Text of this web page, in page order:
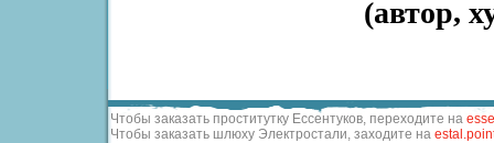
(автор,
Чтобы заказать проститутку Ессентуков, переходите на
Чтобы заказать шлюху Электростали, заходите на